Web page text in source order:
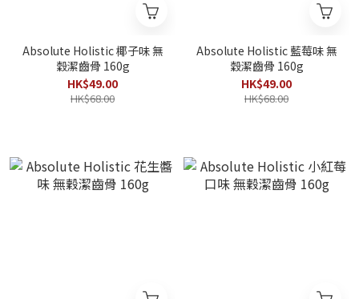
Absolute Holistic 椰子味 無
穀潔齒骨 160g
HK$49.00
HK$68.00
Absolute Holistic 藍莓味 無
穀潔齒骨 160g
HK$49.00
HK$68.00